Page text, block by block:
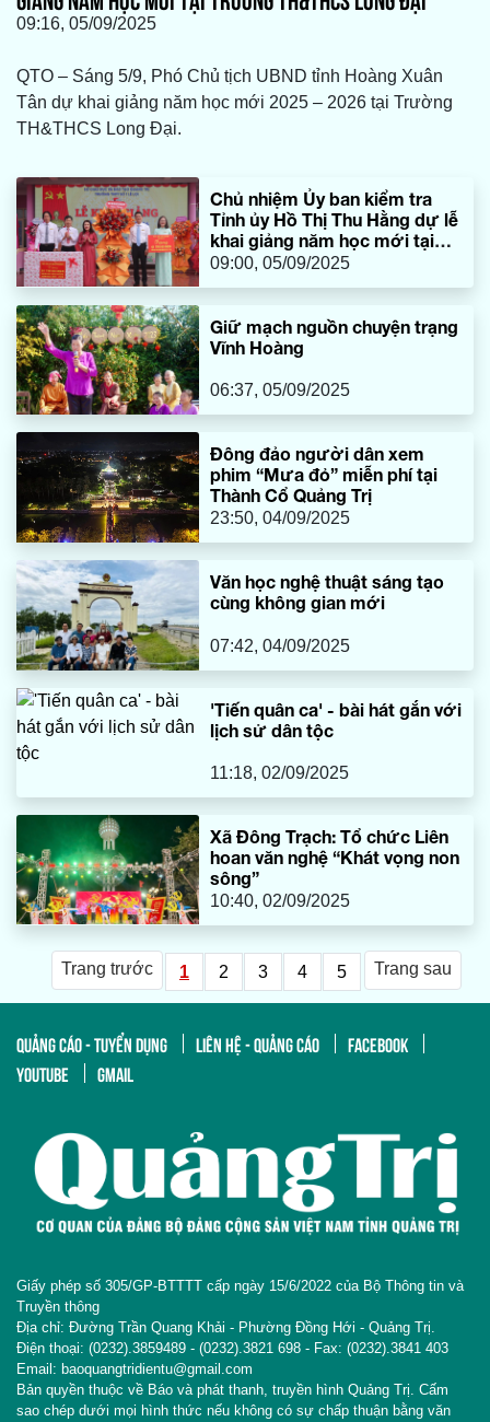
09:16, 05/09/2025
QTO – Sáng 5/9, Phó Chủ tịch UBND tỉnh Hoàng Xuân
Tân dự khai giảng năm học mới 2025 – 2026 tại Trường
TH&THCS Long Đại.
Chủ nhiệm Ủy ban kiểm tra
Tỉnh ủy Hồ Thị Thu Hằng dự lễ
khai giảng năm học mới tại
Trường THPT số 1 Lê Lợi
09:00, 05/09/2025
Giữ mạch nguồn chuyện trạng
Vĩnh Hoàng
06:37, 05/09/2025
Đông đảo người dân xem
phim “Mưa đỏ” miễn phí tại
Thành Cổ Quảng Trị
23:50, 04/09/2025
Văn học nghệ thuật sáng tạo
cùng không gian mới
07:42, 04/09/2025
'Tiến quân ca' - bài hát gắn với
lịch sử dân tộc
11:18, 02/09/2025
Xã Đông Trạch: Tổ chức Liên
hoan văn nghệ “Khát vọng non
sông”
10:40, 02/09/2025
Trang trước 1 2 3 4 5 Trang sau
QUẢNG CÁO - TUYỂN DỤNG LIÊN HỆ - QUẢNG CÁO
FACEBOOK
YOUTUBE
GMAIL
Giấy phép số 305/GP-BTTTT cấp ngày 15/6/2022 của Bộ Thông tin và
Truyền thông
Địa chỉ: Đường Trần Quang Khải - Phường Đồng Hới - Quảng Trị.
Điện thoại: (0232).3859489 - (0232).3821 698 - Fax: (0232).3841 403
Email: baoquangtridientu@gmail.com
Bản quyền thuộc về Báo và phát thanh, truyền hình Quảng Trị. Cấm
sao chép dưới mọi hình thức nếu không có sự chấp thuận bằng văn